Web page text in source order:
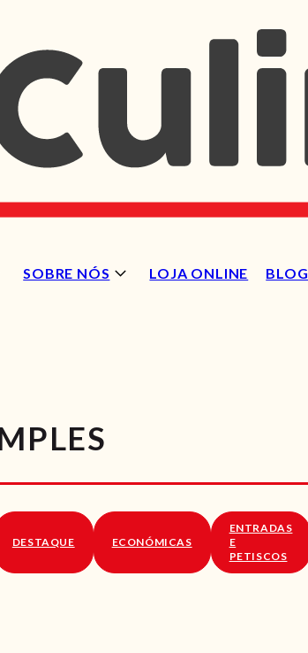
SOBRE NÓS LOJA ONLINE BLOG
SOBRE NÓS
DESTAQUE ECONÓMICAS
ENTRADAS
E
PETISCOS